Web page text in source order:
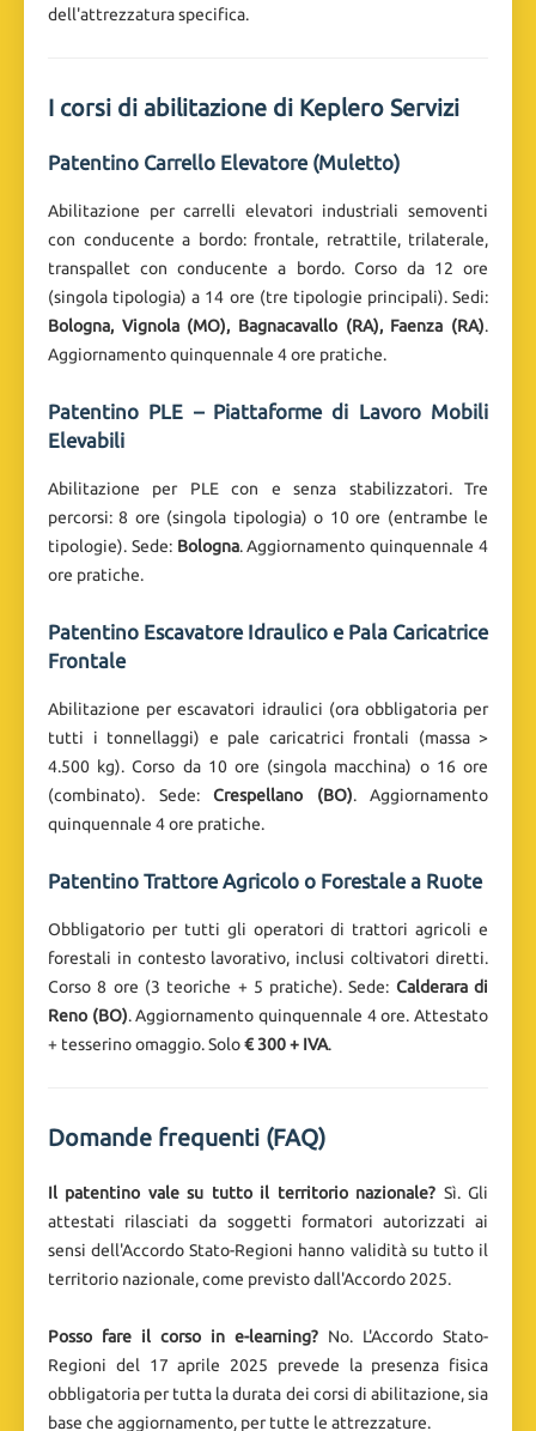
dell'attrezzatura specifica.
I corsi di abilitazione di Keplero Servizi
Patentino Carrello Elevatore (Muletto)
Abilitazione per carrelli elevatori industriali semoventi
con conducente a bordo: frontale, retrattile, trilaterale,
transpallet con conducente a bordo. Corso da 12 ore
(singola tipologia) a 14 ore (tre tipologie principali). Sedi:
Bologna, Vignola (MO), Bagnacavallo (RA), Faenza (RA).
Aggiornamento quinquennale 4 ore pratiche.
Patentino PLE – Piattaforme di Lavoro Mobili
Elevabili
Abilitazione per PLE con e senza stabilizzatori. Tre
percorsi: 8 ore (singola tipologia) o 10 ore (entrambe le
tipologie). Sede: Bologna. Aggiornamento quinquennale 4
ore pratiche.
Patentino Escavatore Idraulico e Pala Caricatrice
Frontale
Abilitazione per escavatori idraulici (ora obbligatoria per
tutti i tonnellaggi) e pale caricatrici frontali (massa >
4.500 kg). Corso da 10 ore (singola macchina) o 16 ore
(combinato). Sede: Crespellano (BO). Aggiornamento
quinquennale 4 ore pratiche.
Patentino Trattore Agricolo o Forestale a Ruote
Obbligatorio per tutti gli operatori di trattori agricoli e
forestali in contesto lavorativo, inclusi coltivatori diretti.
Corso 8 ore (3 teoriche + 5 pratiche). Sede: Calderara di
Reno (BO). Aggiornamento quinquennale 4 ore. Attestato
+ tesserino omaggio. Solo€ 300 + IVA.
Domande frequenti (FAQ)
Il patentino vale su tutto il territorio nazionale? Sì. Gli
attestati rilasciati da soggetti formatori autorizzati ai
sensi dell'Accordo Stato-Regioni hanno validità su tutto il
territorio nazionale, come previsto dall'Accordo 2025.
Posso fare il corso in e-learning? No. L'Accordo Stato-
Regioni del 17 aprile 2025 prevede la presenza fisica
obbligatoria per tutta la durata dei corsi di abilitazione, sia
base che aggiornamento, per tutte le attrezzature.